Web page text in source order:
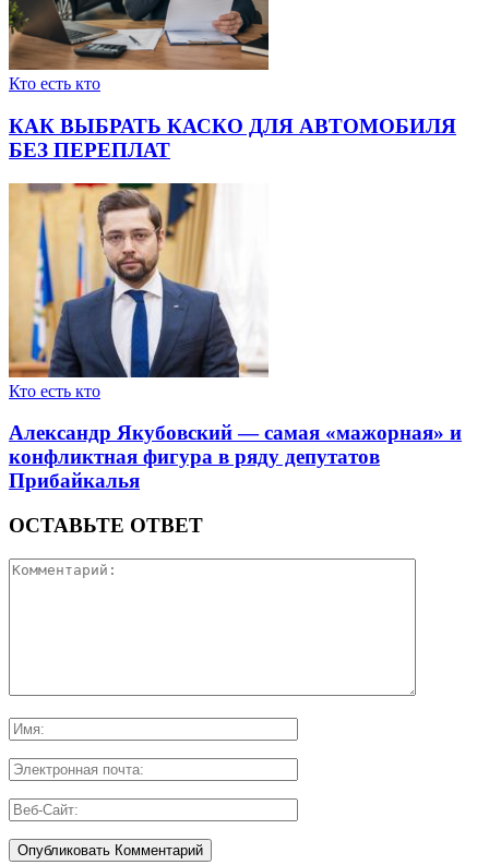
Кто есть кто
КАК ВЫБРАТЬ КАСКО ДЛЯ АВТОМОБИЛЯ
БЕЗ ПЕРЕПЛАТ
Кто есть кто
Александр Якубовский — самая «мажорная» и
конфликтная фигура в ряду депутатов
Прибайкалья
ОСТАВЬТЕ ОТВЕТ